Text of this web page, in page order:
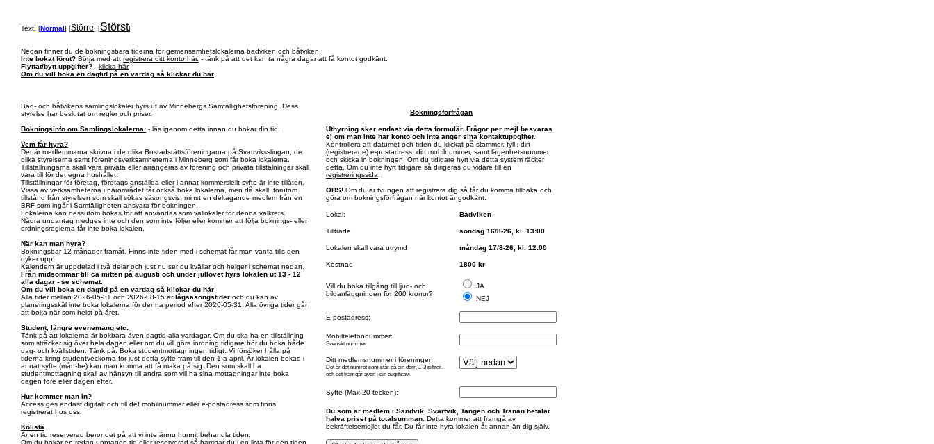
Text: [Normal] [Större] [Störst]
Nedan finner du de bokningsbara tiderna för gemensamhetslokalerna badviken och båtviken.
Inte bokat förut? Börja med att registrera ditt konto här. - tänk på att det kan ta några dagar att få kontot godkänt.
Flyttat/bytt uppgifter? - klicka här
Om du vill boka en dagtid på en vardag så klickar du här
Bad- och båtvikens samlingslokaler hyrs ut av Minnebergs Samfällighetsförening. Dess
styrelse har beslutat om regler och priser.
Bokningsinfo om Samlingslokalerna: - läs igenom detta innan du bokar din tid.
Vem får hyra?
Det är medlemmarna skrivna i de olika Bostadsrättsföreningarna på Svartviksslingan, de
olika styrelserna samt föreningsverksamheterna i Minneberg som får boka lokalerna.
Tillställningarna skall vara privata eller arrangeras av förening och privata tillstälningar skall
vara till för det egna hushållet.
Tillställningar för företag, företags anställda eller i annat kommersiellt syfte är inte tillåten.
Vissa av verksamheterna i närområdet får också boka lokalerna, men då skall, förutom
tillstånd från styrelsen som skall sökas säsongsvis, minst en deltagande medlem från en
BRF som ingår i Samfälligheten ansvara för bokningen.
Lokalerna kan dessutom bokas för att användas som vallokaler för denna valkrets.
Några undantag medges inte och den som inte följer eller kommer att följa boknings- eller
ordningsreglerna får inte boka lokalen.
När kan man hyra?
Bokningsbar 12 månader framåt. Finns inte tiden med i schemat får man vänta tills den
dyker upp.
Kalendern är uppdelad i två delar och just nu ser du kvällar och helger i schemat nedan.
Från midsommar till ca mitten på augusti och under jullovet hyrs lokalen ut 13 - 12
alla dagar - se schemat.
Om du vill boka en dagtid på en vardag så klickar du här
Alla tider mellan 2026-05-31 och 2026-08-15 ärlågsäsongstider och du kan av
planeringsskäl inte boka lokalerna för denna period efter 2026-05-31. Alla övriga tider går
att boka när som helst på året.
Student, längre evenemang etc.
Tänk på att lokalerna är bokbara även dagtid alla vardagar. Om du ska ha en tillställning
som sträcker sig över hela dagen eller om du vill göra iordning tidigare bör du boka både
dag- och kvällstiden. Tänk på: Boka studentmottagningen tidigt. Vi försöker hålla på
tiderna kring studentveckorna för just detta syfte fram till den 1:a april. Är lokalen bokad i
annat syfte (mån-fre) kan man komma att få maka på sig. Den som skall ha
studentmottagning skall av hänsyn till andra som vill ha sina mottagningar inte boka
dagen före eller dagen efter.
Hur kommer man in?
Access ges endast digitalt och till det mobilnummer eller e-postadress som finns
registrerat hos oss.
Kölista
Är en tid reserverad beror det på att vi inte ännu hunnit behandla tiden.
Om du bokar en redan upptagen tid eller reserverad så hamnar du i en lista för den tiden
Bokningsförfrågan
Uthyrning sker endast via detta formulär. Frågor per mejl besvaras
ej om man inte har konto och inte anger sina kontaktuppgifter.
Kontrollera att datumet och tiden du klickat på stämmer, fyll i din
(registrerade) e-postadress, ditt mobilnummer, samt lägenhetsnummer
och skicka in bokningen. Om du tidigare hyrt via detta system räcker
detta. Om du inte hyrt tidigare så dirigeras du vidare till en
registreringssida
OBS! Om du är tvungen att registrera dig så får du komma tillbaka och
göra om bokningsförfrågan när kontot är godkänt.
Lokal: Badviken
Tillträde söndag 16/8-26, kl. 13:00
Lokalen skall vara utrymd måndag 17/8-26, kl. 12:00
Kostnad 1800 kr
Vill du boka tillgång till ljud- och
bildanläggningen för 200 kronor?
JA
NEJ
E-postadress:
Mobiltelefonnummer:
Svenskt nummer
Ditt medlemsnummer i föreningen
Det är det numret som står på din dörr, 1-3 siffror.
och det framgår även i din avgiftsavi.
Syfte (Max 20 tecken):
Du som är medlem i Sandvik, Svartvik, Tangen och Tranan betalar
halva priset på totalsumman. Detta kommer att framgå av
bekräftelsemejlet du får. Du får inte hyra lokalen åt annan än dig själv.